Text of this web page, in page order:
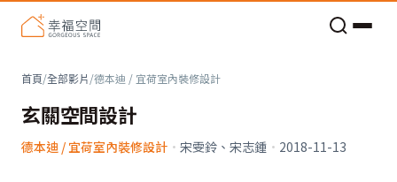
首頁/全部影片/德本迪 / 宜荷室內裝修設計
玄關空間設計
德本迪 / 宜荷室內裝修設計 · 宋雯鈴、宋志鍾 · 2018-11-13